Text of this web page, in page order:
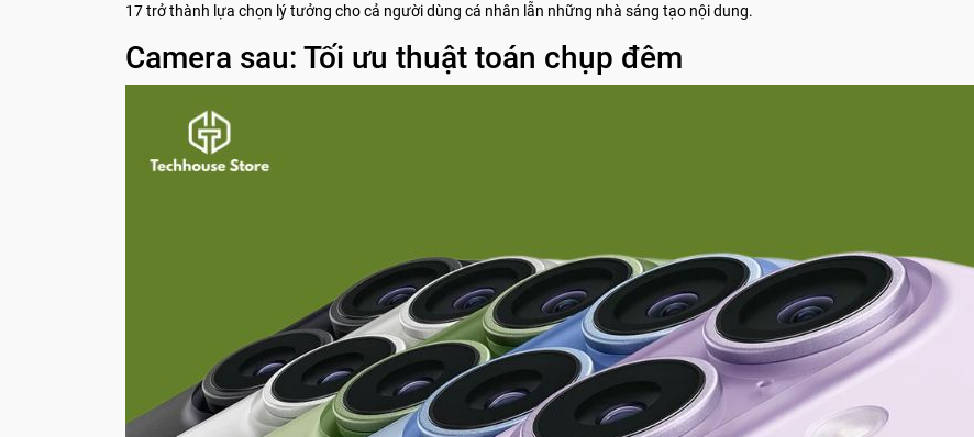
17 trở thành lựa chọn lý tưởng cho cả người dùng cá nhân lẫn những nhà sáng tạo nội dung.
Camera sau: Tối ưu thuật toán chụp đêm